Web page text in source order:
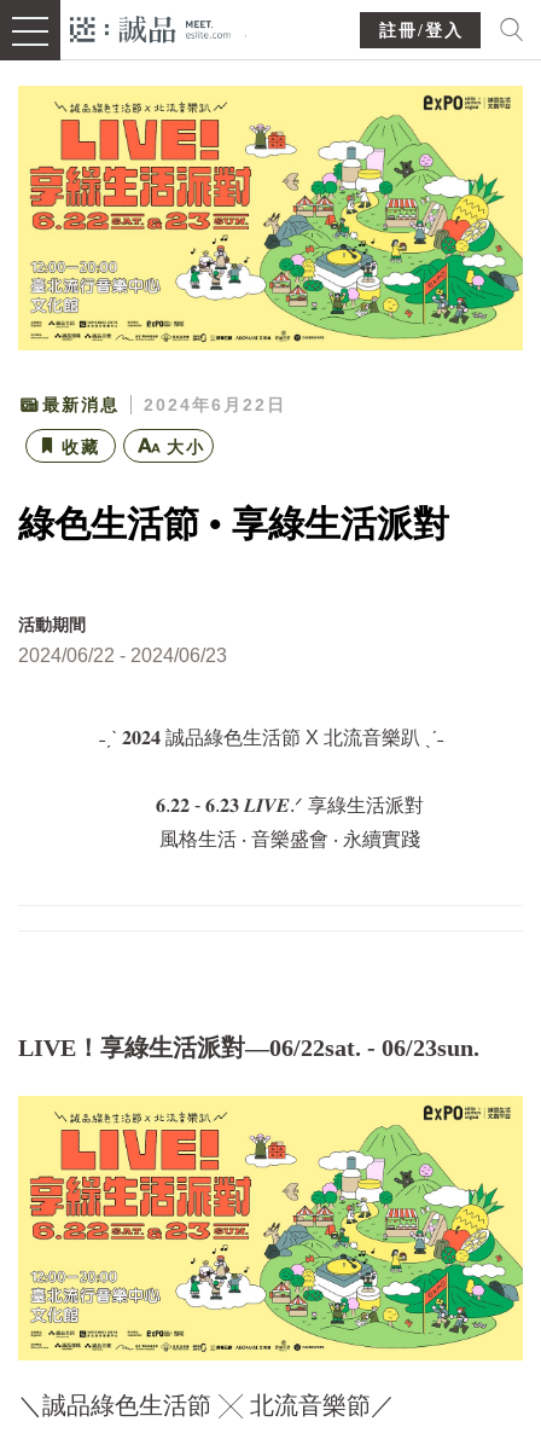
註冊/登入
最新消息 2024年6月22日
收藏 大小
綠色生活節 • 享綠生活派對
活動期間
2024/06/22 - 2024/06/23
˗ˏˋ 𝟐𝟎𝟐𝟒 誠品綠色生活節 X 北流音樂趴 ˎˊ˗
𝟔.𝟐𝟐 - 𝟔.𝟐𝟑 𝑳𝑰𝑽𝑬.ᐟ 享綠生活派對
風格生活 ‧ 音樂盛會 ‧ 永續實踐
LIVE！享綠生活派對—06/22sat. - 06/23sun.
＼誠品綠色生活節 ╳ 北流音樂節／